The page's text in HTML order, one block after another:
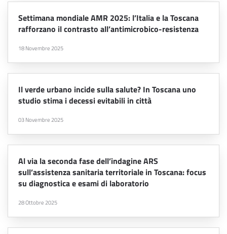
Settimana mondiale AMR 2025: l’Italia e la Toscana
rafforzano il contrasto all’antimicrobico-resistenza
18 Novembre 2025
Il verde urbano incide sulla salute? In Toscana uno
studio stima i decessi evitabili in città
03 Novembre 2025
Al via la seconda fase dell’indagine ARS
sull’assistenza sanitaria territoriale in Toscana: focus
su diagnostica e esami di laboratorio
28 Ottobre 2025